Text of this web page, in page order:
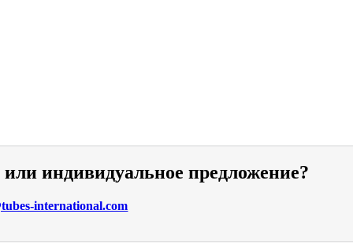
индивидуальное предложение?
international.com